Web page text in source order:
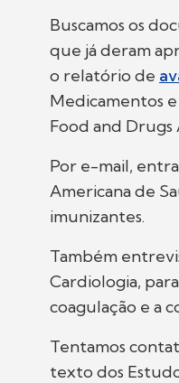
Buscamos os
que já deram
o relatório de
Medicamentos e
Food and Drugs
Por e-mail,
Americana de
imunizantes.
Também
Cardiologia,
coagulação e a
Tentamos
texto dos